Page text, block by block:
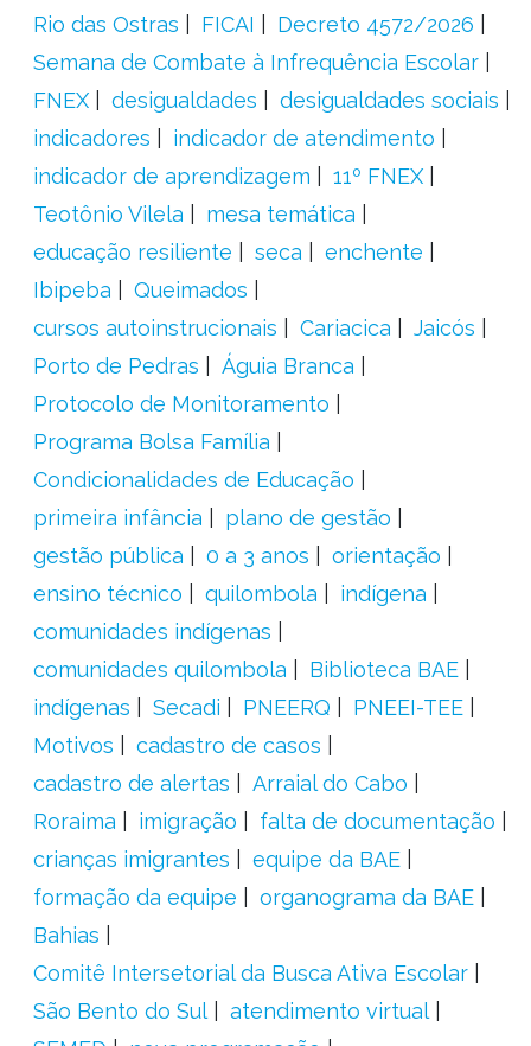
Rio das Ostras
FICAI
Decreto 4572/2026
Semana de Combate à Infrequência Escolar
FNEX
desigualdades
desigualdades sociais
indicadores
indicador de atendimento
indicador de aprendizagem
11º FNEX
Teotônio Vilela
mesa temática
educação resiliente
seca
enchente
Ibipeba
Queimados
cursos autoinstrucionais
Cariacica
Jaicós
Porto de Pedras
Águia Branca
Protocolo de Monitoramento
Programa Bolsa Família
Condicionalidades de Educação
primeira infância
plano de gestão
gestão pública
0 a 3 anos
orientação
ensino técnico
quilombola
indígena
comunidades indígenas
comunidades quilombola
Biblioteca BAE
indígenas
Secadi PNEERQ
PNEEI-TEE
Motivos
cadastro de casos
cadastro de alertas
Arraial do Cabo
Roraima
imigração
falta de documentação
crianças imigrantes
equipe da BAE
formação da equipe
organograma da BAE
Bahias
Comitê Intersetorial da Busca Ativa Escolar
São Bento do Sul
atendimento virtual